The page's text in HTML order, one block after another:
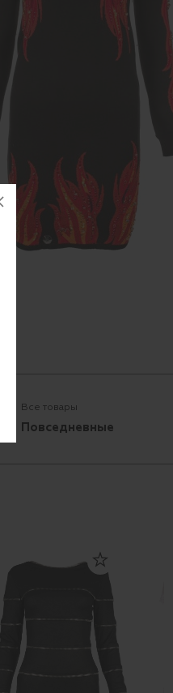
Все товары
Повседневные